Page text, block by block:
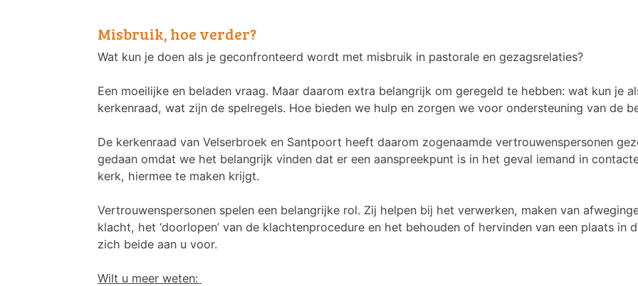
Misbruik, hoe verder?
Wat kun je doen als je geconfronteerd wordt met misbruik in pastorale en gezagsrelaties?
Een moeilijke en beladen vraag. Maar daarom extra belangrijk om geregeld te hebben: wat kun je
kerkenraad, wat zijn de spelregels. Hoe bieden we hulp en zorgen we voor ondersteuning van de
De kerkenraad van Velserbroek en Santpoort heeft daarom zogenaamde vertrouwenspersonen
gedaan omdat we het belangrijk vinden dat er een aanspreekpunt is in het geval iemand in
kerk, hiermee te maken krijgt.
Vertrouwenspersonen spelen een belangrijke rol. Zij helpen bij het verwerken, maken van
klacht, het ‘doorlopen’ van de klachtenprocedure en het behouden of hervinden van een plaats in
zich beide aan u voor.
Wilt u meer weten: